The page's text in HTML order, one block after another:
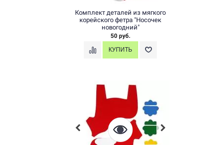
Комплект деталей из мягкого
корейского фетра "Носочек
новогодний"
50 руб.